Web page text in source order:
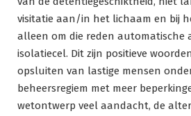
visitatie aan/in het lichaam en bij
alleen om die reden automatische
isolatiecel. Dit zijn positieve
opsluiten van lastige mensen
beheersregiem met meer
wetontwerp veel aandacht, de